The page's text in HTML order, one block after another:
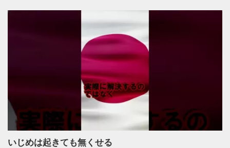
いじめは起きても無くせる